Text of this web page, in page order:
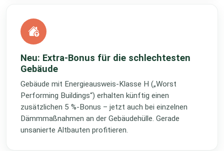
Neu: Extra-Bonus für die schlechtesten
Gebäude
Gebäude mit Energieausweis-Klasse H („Worst
Performing Buildings“) erhalten künftig einen
zusätzlichen 5 %-Bonus – jetzt auch bei einzelnen
Dämmmaßnahmen an der Gebäudehülle. Gerade
unsanierte Altbauten profitieren.